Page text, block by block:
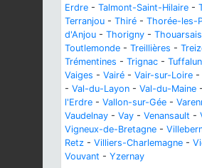
Erdre - Talmont-Saint-Hilaire -
Terranjou - Thiré - Thorée-les-
d'Anjou - Thorigny -
Toutlemonde - Treillières -
Trémentines - Trignac - Tuffalun
Vaiges - Vairé - Vair-sur-Loire -
- Val-du-Layon - Val-du-Maine -
l'Erdre - Vallon-sur-Gée -
Vaudelnay - Vay - Venansault -
Vigneux-de-Bretagne -
Retz - Villiers-Charlemagne -
Vouvant - Yzernay